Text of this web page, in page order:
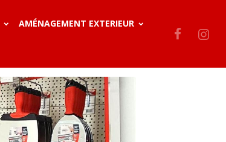
AMÉNAGEMENT EXTERIEUR